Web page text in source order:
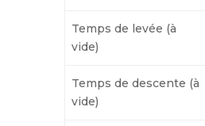
Temps de levée (à
vide)
Temps de descente (à
vide)